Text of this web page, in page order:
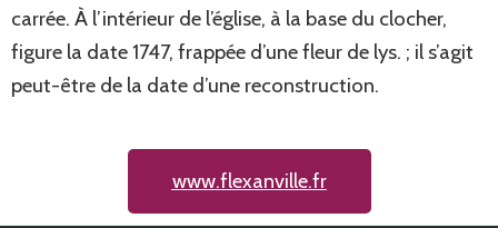
carrée. À l’intérieur de l’église, à la base du clocher,
figure la date 1747, frappée d’une fleur de lys. ; il s’agit
peut-être de la date d’une reconstruction.
www.flexanville.fr